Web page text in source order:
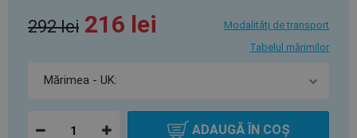
292 lei 216 lei
Modalități de transport
Tabelul mărimilor
ADAUGĂ ÎN COȘ